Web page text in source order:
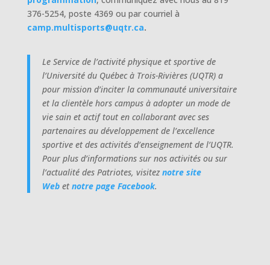
376-5254, poste 4369 ou par courriel à
camp.multisports@uqtr.ca.
Le Service de l’activité physique et sportive de
l’Université du Québec à Trois-Rivières (UQTR) a
pour mission d’inciter la communauté universitaire
et la clientèle hors campus à adopter un mode de
vie sain et actif tout en collaborant avec ses
partenaires au développement de l’excellence
sportive et des activités d’enseignement de l’UQTR.
Pour plus d’informations sur nos activités ou sur
l’actualité des Patriotes, visitez notre site
Webetnotre page Facebook.